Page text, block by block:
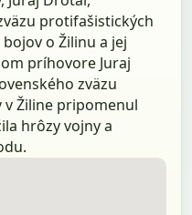
protifašistických
o Žilinu a jej
príhovore Juraj
zväzu
Žiline pripomenul
hrôzy vojny a